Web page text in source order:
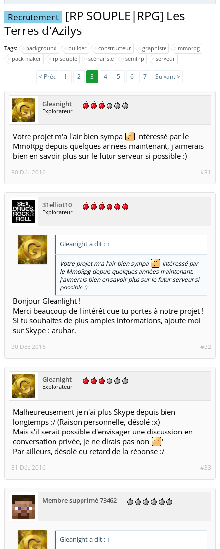
Recrutement
[RP SOUPLE|RPG] Les
Terres d'Azilys
Tags: background builder constructeur graphiste
mmorpg
pack maker
rp souple scénariste semi rp serveur
< Préc 1 2 3 4 5 6 7 Suivant >
Gleanight
Explorateur
Votre projet m'a l'air bien sympa
Intéressé par le
MmoRpg depuis quelques années maintenant, j'aimerais
bien en savoir plus sur le futur serveur si possible :)
#31
30 Déc 2016
31elliot10
Explorateur
Gleanight a dit : ↑
Votre projet m'a l'air bien sympa
Intéressé par
le MmoRpg depuis quelques années maintenant,
j'aimerais bien en savoir plus sur le futur serveur si
possible :)
Bonjour Gleanlight !
Merci beaucoup de l'intérêt que tu portes à notre projet !
Si tu souhaites de plus amples informations, ajoute moi
sur Skype : aruhar.
#32
30 Déc 2016
Gleanight
Explorateur
Malheureusement je n'ai plus Skype depuis bien
longtemps :/ (Raison personnelle, désolé :x)
Mais s'il serait possible d'envisager une discussion en
conversation privée, je ne dirais pas non
'
Par ailleurs, désolé du retard de la réponse :/
#33
31 Déc 2016
Membre supprimé 73462
Gleanight a dit : ↑